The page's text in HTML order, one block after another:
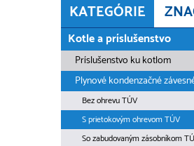
KATEGÓRIE
Kotle a príslušenstvo
Príslušenstvo ku kotlom
Plynové kondenzačné
Bez ohrevu TÚV
S prietokovým ohrevom TÚV
So zabudovaným zásobníkom